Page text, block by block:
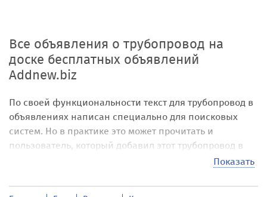
Все объявления о трубопровод на
доске бесплатных объявлений
Addnew.biz
По своей функциональности текст для трубопровод в
объявлениях написан специально для поисковых
систем. Но в практике это может прочитать и
пользователь, который добавил этот трубопровод в
доске объявленийпо этому слову, поэтому мы здесь
Показать